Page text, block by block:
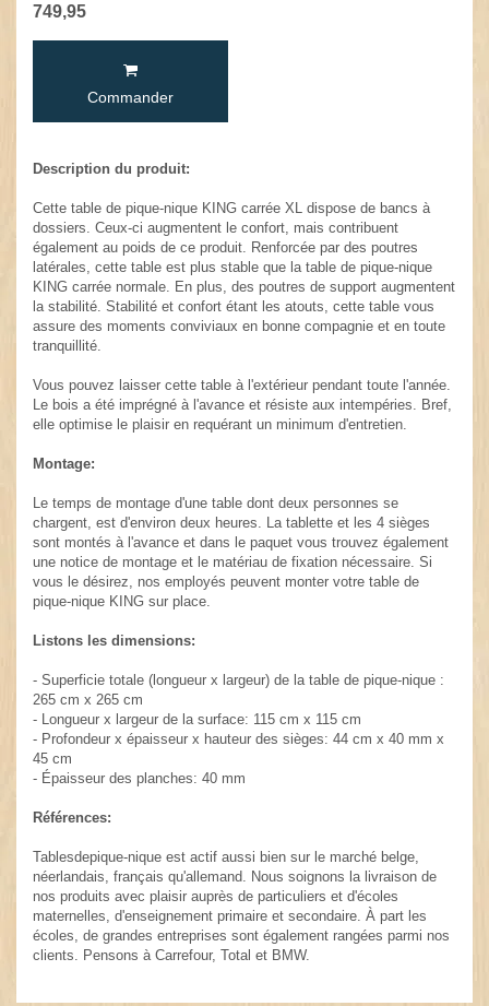
749,95
Commander
Description du produit:
Cette table de pique-nique KING carrée XL dispose de bancs à
dossiers. Ceux-ci augmentent le confort, mais contribuent
également au poids de ce produit. Renforcée par des poutres
latérales, cette table est plus stable que la table de pique-nique
KING carrée normale. En plus, des poutres de support augmentent
la stabilité. Stabilité et confort étant les atouts, cette table vous
assure des moments conviviaux en bonne compagnie et en toute
tranquillité.
Vous pouvez laisser cette table à l'extérieur pendant toute l'année.
Le bois a été imprégné à l'avance et résiste aux intempéries. Bref,
elle optimise le plaisir en requérant un minimum d'entretien.
Montage:
Le temps de montage d'une table dont deux personnes se
chargent, est d'environ deux heures. La tablette et les 4 sièges
sont montés à l'avance et dans le paquet vous trouvez également
une notice de montage et le matériau de fixation nécessaire. Si
vous le désirez, nos employés peuvent monter votre table de
pique-nique KING sur place.
Listons les dimensions:
- Superficie totale (longueur x largeur) de la table de pique-nique :
265 cm x 265 cm
- Longueur x largeur de la surface: 115 cm x 115 cm
- Profondeur x épaisseur x hauteur des sièges: 44 cm x 40 mm x
45 cm
- Épaisseur des planches: 40 mm
Références:
Tablesdepique-nique est actif aussi bien sur le marché belge,
néerlandais, français qu'allemand. Nous soignons la livraison de
nos produits avec plaisir auprès de particuliers et d'écoles
maternelles, d'enseignement primaire et secondaire. À part les
écoles, de grandes entreprises sont également rangées parmi nos
clients. Pensons à Carrefour, Total et BMW.